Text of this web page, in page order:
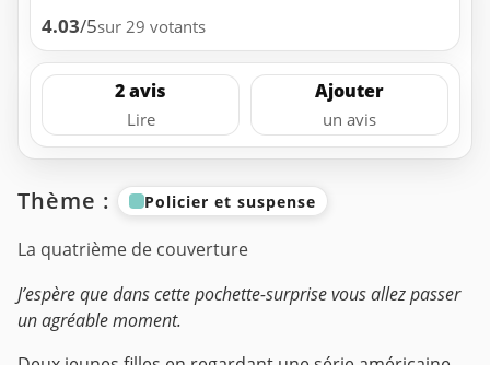
4.03/5sur 29 votants
2 avis
Lire
Ajouter
un avis
Thème : Policier et suspense
La quatrième de couverture
J’espère que dans cette pochette-surprise vous allez passer
un agréable moment.